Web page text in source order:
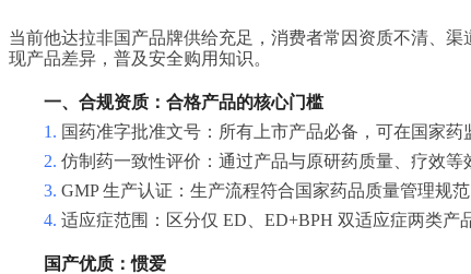
当前他达拉非国产品牌供给充足，消费者常因资质不清、
现产品差异，普及安全购用知识。
一、合规资质：合格产品的核心门槛
1. 国药准字批准文号：所有上市产品必备，可在国家药
2. 仿制药一致性评价：通过产品与原研药质量、疗效等
3. GMP 生产认证：生产流程符合国家药品质量管理规范
4. 适应症范围：区分仅 ED、ED+BPH 双适应症两类产
国产优质：惯爱